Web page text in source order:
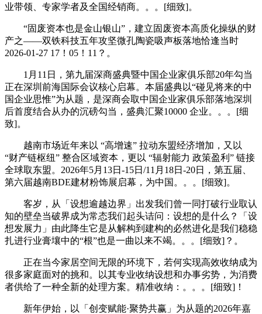
业带领、专家学者及全国经销商。。。[细致]。
“固废资本也是金山银山”，建立固废资本高质化操纵的财
产之——双铁科技五年攻坚微孔陶瓷吸声板落地恰逢当时
2026-01-27 17！05！11？。
1月11日，第九届深商盛典暨中国企业家俱乐部20年勾当
正在深圳前海国际会议核心启幕。本届盛典以“碰见将来的中
国企业思惟”为从题，是深商会取中国企业家俱乐部落地深圳
后首度结合从办的沉磅勾当，盛典汇聚10000 企业。。。[细
致]。
越南市场近年来以 “高增速” 拉动东盟经济增加，又以
“财产链枢纽” 整合区域资本，更以 “辐射能力 政策盈利” 链接
全球取东盟。2026年5月13日-15日/11月18日-20日，第五届、
第六届越南BDE建材粉饰展启幕，为中国。。。[细致]。
客岁，从「设想逾越边界」出发我们曾一同打破行业取认
知的壁垒当破界成为常态我们起头诘问：设想的是什么？「设
想发展力」由此降生它是从解构到建构的必然进化是我们稳稳
扎进行业膏壤中的“根”也是一曲以来不竭。。。[细致]？。
正在当今家居空间无限的环境下，若何实现高效收纳成为
很多家庭面对的挑和。以其专业收纳设想和办事劣势，为消费
者供给了一种全新的处理方案。精准收纳：。。。[细致]！
新年伊始，以「创变赋能·聚势共赢」为从题的2026年嘉